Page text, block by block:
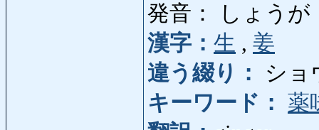
発音： しょうが
漢字： 生 , 姜
違う綴り：
ショ
キーワード：
薬